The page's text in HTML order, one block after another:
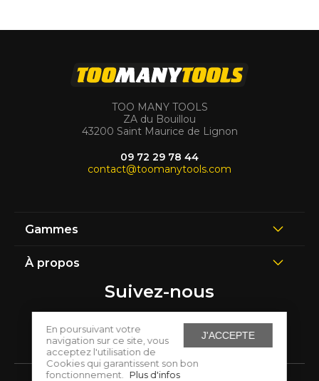
J'ACCEPTE
En poursuivant votre
navigation sur ce site, vous
acceptez l'utilisation de
Cookies qui garantissent son bon
fonctionnement.
Plus d'infos
TOO MANY TOOLS
ZA du Bouillou
43200 Saint Maurice de Lignon
09 72 29 78 44
contact@toomanytools.com
Gammes
À propos
Suivez-nous